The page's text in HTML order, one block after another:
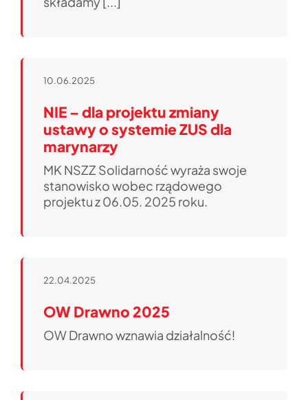
10.06.2025
NIE – dla projektu zmiany
ustawy o systemie ZUS dla
marynarzy
MK NSZZ Solidarność wyraża swoje
stanowisko wobec rządowego
projektu z 06.05. 2025 roku.
22.04.2025
OW Drawno 2025
OW Drawno wznawia działalność!